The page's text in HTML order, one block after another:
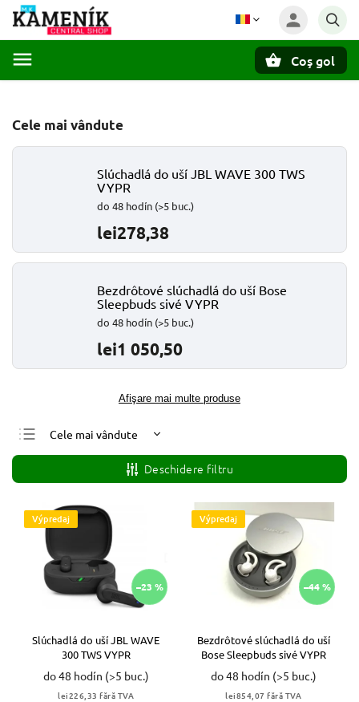
Coş gol
Cele mai vândute
Slúchadlá do uší JBL WAVE 300 TWS
VYPR
do 48 hodín (>5 buc.)
lei278,38
Bezdrôtové slúchadlá do uší Bose
Sleepbuds sivé VYPR
do 48 hodín (>5 buc.)
lei1 050,50
Afişare mai multe produse
Cele mai vândute
Cele mai ieftine
Cele mai scumpe
Alfabetic
Deschidere filtru
Výpredaj
–23 %
Slúchadlá do uší JBL WAVE
300 TWS VYPR
do 48 hodín (>5 buc.)
lei226,33 fără TVA
Výpredaj
–44 %
Bezdrôtové slúchadlá do uší
Bose Sleepbuds sivé VYPR
do 48 hodín (>5 buc.)
lei854,07 fără TVA